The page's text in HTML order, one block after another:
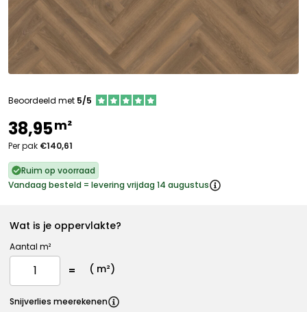
Beoordeeld met 5/5
38,95m²
Per pak €140,61
Ruim op voorraad
Vandaag besteld = levering vrijdag 14 augustus
Wat is je oppervlakte?
Aantal m²
( m²)
Snijverlies meerekenen